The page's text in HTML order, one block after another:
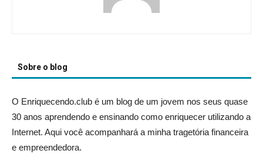
Sobre o blog
O Enriquecendo.club é um blog de um jovem nos seus quase
30 anos aprendendo e ensinando como enriquecer utilizando a
Internet. Aqui você acompanhará a minha tragetória financeira
e empreendedora.